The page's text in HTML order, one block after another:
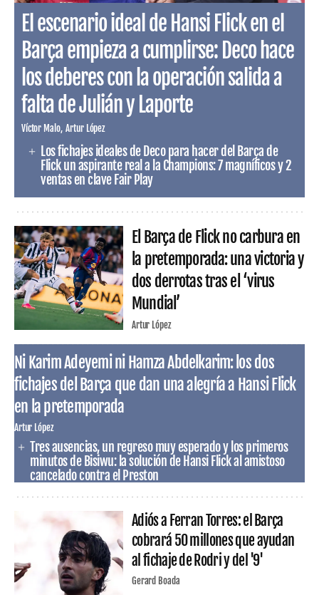
El escenario ideal de Hansi Flick en el
Barça empieza a cumplirse: Deco hace
los deberes con la operación salida a
falta de Julián y Laporte
Víctor Malo Artur López
Los fichajes ideales de Deco para hacer del Barça de
Flick un aspirante real a la Champions: 7 magníficos y 2
ventas en clave Fair Play
El Barça de Flick no carbura en
la pretemporada: una victoria y
dos derrotas tras el ‘virus
Mundial’
Artur López
Ni Karim Adeyemi ni Hamza Abdelkarim: los dos
fichajes del Barça que dan una alegría a Hansi Flick
en la pretemporada
Artur López
Tres ausencias, un regreso muy esperado y los primeros
minutos de Bisiwu: la solución de Hansi Flick al amistoso
cancelado contra el Preston
Adiós a Ferran Torres: el Barça
cobrará 50 millones que ayudan
al fichaje de Rodri y del '9'
Gerard Boada